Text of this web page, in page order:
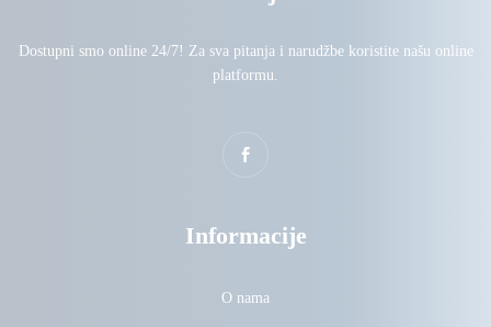
Dostupni smo online 24/7! Za sva pitanja i narudžbe koristite našu online
platformu.
Informacije
O nama